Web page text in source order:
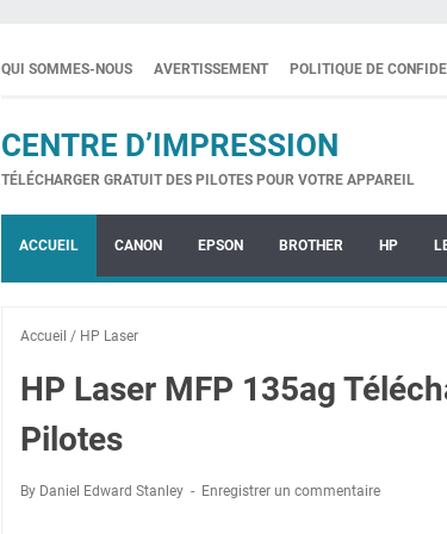
QUI SOMMES-NOUS AVERTISSEMENT POLITIQUE DE
CENTRE D’IMPRESSION
TÉLÉCHARGER GRATUIT DES PILOTES POUR VOTRE APPAREIL
ACCUEIL CANON EPSON BROTHER HP
Accueil / HP Laser
HP Laser MFP 135ag
Pilotes
By Daniel Edward Stanley Enregistrer un commentaire